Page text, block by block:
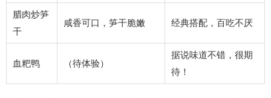
腊肉炒笋
干
咸香可口，笋干脆嫩 经典搭配，百吃不厌
血粑鸭 （待体验）
据说味道不错，很期
待！